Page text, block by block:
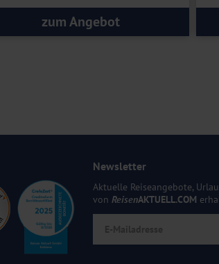
zum Angebot
Newsletter
Aktuelle Reiseangebote,
von ReisenAKTUELL.COM